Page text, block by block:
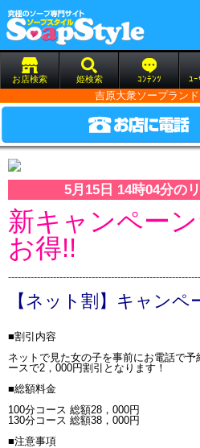
お店検索 姫検索 ｺﾝﾃﾝﾂ ﾕｰ
吉原大衆ソープラン
5月15日 14時04分の
新キャンペー
お得!!
【ネット割】キャンペ
■割引内容
ネットで見た女の子を事前にお電話で
ースで2，000円割引となります！
■総額料金
100分コース 総額28，000円
130分コース 総額38，000円
■注意事項